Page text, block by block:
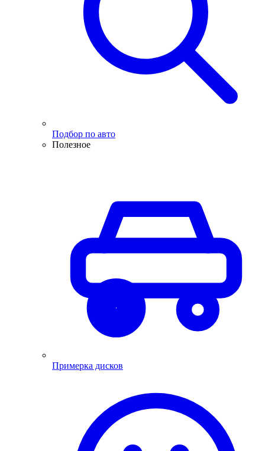
Подбор по авто
Полезное
Примерка дисков